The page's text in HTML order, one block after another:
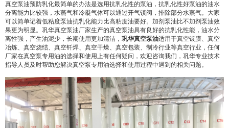
真空泵油预防乳化最简单的办法是选用抗乳化性的泵油，抗乳化性好泵油的油水
分离能力比较强，水蒸气和冷凝气体可以通过开气镇阀，排除部分水蒸气。大家
可以简单记着低粘度泵油抗乳化能力比高粘度油要好。加剂泵油比不加剂泵油效
果更为明显。巩华真空泵油厂家生产的真空泵油具有良好的抗乳化性能，油水分
离性强，产生油泥少，长期使用更加清洁， 巩华真空泵油适用于真空镀膜、真空
冶炼、真空烧结、真空钎焊、真空干燥、真空包装、制冷行业等真空行业，任何
厂家在真空泵专用油的选择和使用上有任何疑问，欢迎咨询我们，巩华专业技术
指导人员及时帮助您解决真空泵专用油选择和使用过程中遇到的相关问题。